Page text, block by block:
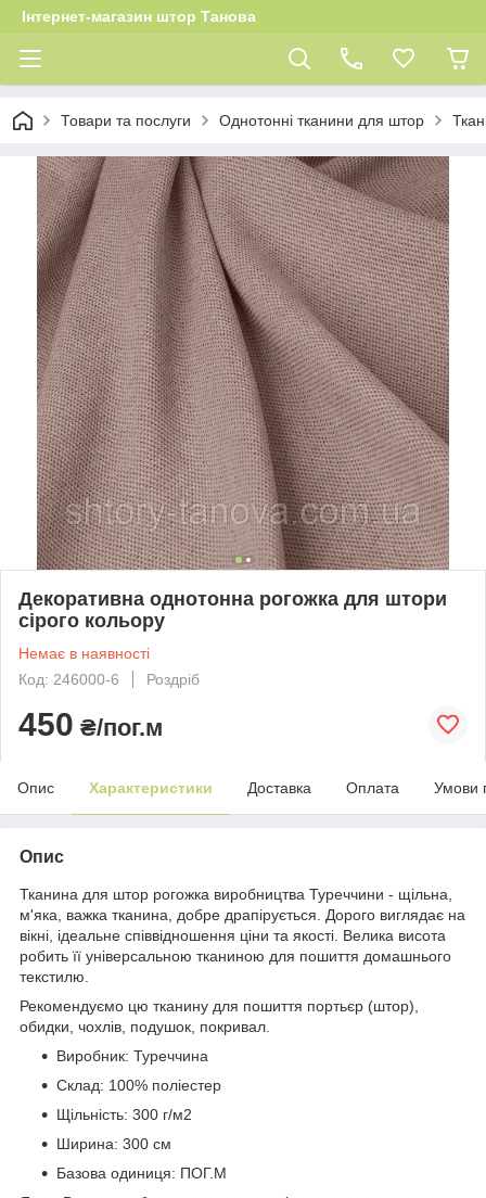
Інтернет-магазин штор Танова
Товари та послуги Однотонні тканини для штор
Декоративна однотонна рогожка для штори
сірого кольору
Немає в наявності
Код: 246000-6
Роздріб
450 ₴/пог.м
Опис Характеристики Доставка Оплата Умови
Опис
Тканина для штор рогожка виробництва Туреччини - щільна,
м'яка, важка тканина, добре драпірується. Дорого виглядає на
вікні, ідеальне співвідношення ціни та якості. Велика висота
робить її універсальною тканиною для пошиття домашнього
текстилю.
Рекомендуємо цю тканину для пошиття портьєр (штор),
обидки, чохлів, подушок, покривал.
Виробник: Туреччина
Склад: 100% поліестер
Щільність: 300 г/м2
Ширина: 300 см
Базова одиниця: ПОГ.М